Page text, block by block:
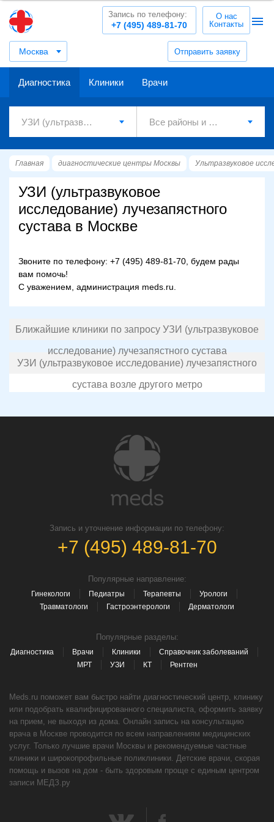
Москва Отправить заявку
+7 (495) 489-81-70
Запись по телефону:
О нас
Контакты
Диагностика Клиники Врачи
Главная диагностические центры Москвы Ультразвуковое
УЗИ (ультразвуковое
исследование) лучезапястного
сустава в Москве
Звоните по телефону: +7 (495) 489-81-70, будем рады
вам помочь!
С уважением, администрация meds.ru.
Ближайшие клиники по запросу УЗИ (ультразвуковое
исследование) лучезапястного сустава
УЗИ (ультразвуковое исследование) лучезапястного
сустава возле другого метро
Запись и уточнение информации по телефону:
+7 (495) 489-81-70
Популярные направление:
Гинекологи Педиатры Терапевты
Урологи
Травматологи
Гастроэнтерологи Дерматологи
Популярные разделы:
Диагностика Врачи Клиники
Справочник заболеваний
МРТ
УЗИ КТ Рентген
Meds.ru поможет вам быстро найти диагностический центр, клинику
или подобрать квалифицированного специалиста, оформить заявку
на прием, не выходя из дома. Онлайн запись на консультацию
врача в Москве проводится по всем направлениям медицинских
услуг. Только лучшие врачи Москвы и рекомендуемые частные
клиники и широкопрофильные поликлиники. Детские врачи, скорая
помощь и вызов на дом - быть здоровым проще с единым центром
записи МЕДЗ.ру